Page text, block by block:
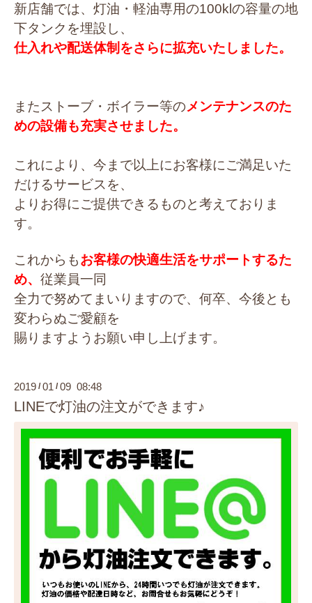
新店舗では、灯油・軽油専用の100klの容量の地
下タンクを埋設し、
仕入れや配送体制をさらに拡充いたしました。
またストーブ・ボイラー等のメンテナンスのた
めの設備も充実させました。
これにより、今まで以上にお客様にご満足いた
だけるサービスを、
よりお得にご提供できるものと考えておりま
す。
これからもお客様の快適生活をサポートするた
め、 従業員一同
全力で努めてまいりますので、何卒、今後とも
変わらぬご愛顧を
賜りますようお願い申し上げます。
2019 /01 /09 08:48
LINEで灯油の注文ができます♪